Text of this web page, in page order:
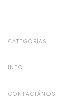
CATEGORÍAS
INFO
CONTACTÁNOS